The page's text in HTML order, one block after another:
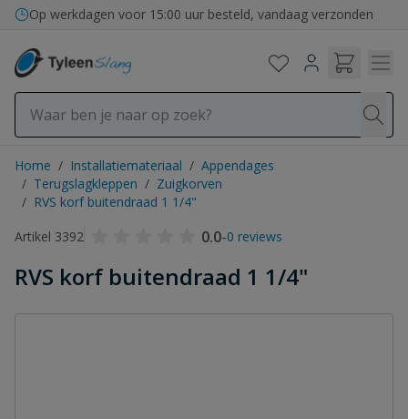
Ga naar de inhoud
Op werkdagen voor 15:00 uur besteld, vandaag verzonden
Home / Installatiemateriaal / Appendages
/ Terugslagkleppen / Zuigkorven
/ RVS korf buitendraad 1 1/4"
Artikel 3392
0.0-0 reviews
RVS korf buitendraad 1 1/4"